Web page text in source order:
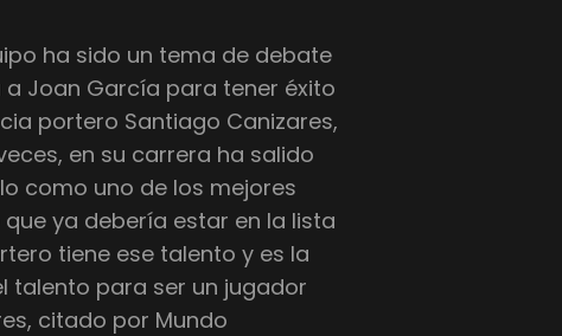
ha sido un tema de debate
Joan García para tener éxito
portero Santiago Canizares,
en su carrera ha salido
como uno de los mejores
ya debería estar en la lista
tiene ese talento y es la
talento para ser un jugador
citado por Mundo